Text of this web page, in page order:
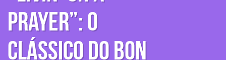
Prayer”: o
clássico do Bon